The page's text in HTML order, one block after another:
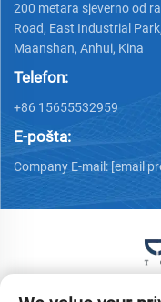
200 metara sjeverno od
Road, East Industrial
Maanshan, Anhui, Kina
Telefon:
+86 15655532959
E-pošta:
Company E-mail: [email
Copyright © 2025 Ma